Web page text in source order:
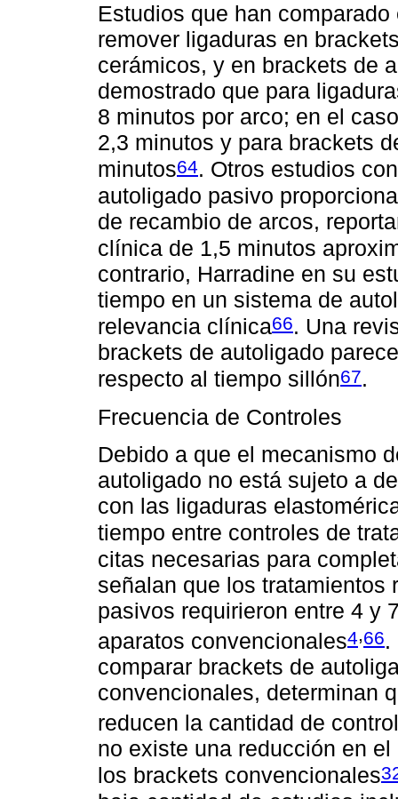
Estudios que han
remover ligaduras en
cerámicos, y en brackets de
demostrado que para
8 minutos por arco; en el
2,3 minutos y para brackets
minutos64. Otros estudios
autoligado pasivo
de recambio de arcos,
clínica de 1,5 minutos
contrario, Harradine en su
tiempo en un sistema de
relevancia clínica66. Una
brackets de autoligado
respecto al tiempo sillón67.
Frecuencia de Controles
Debido a que el mecanismo
autoligado no está sujeto a
con las ligaduras
tiempo entre controles de
citas necesarias para
señalan que los tratamientos
pasivos requirieron entre 4 y
aparatos convencionales4 66.
comparar brackets de
convencionales, determinan
reducen la cantidad de
no existe una reducción en
los brackets convencionales